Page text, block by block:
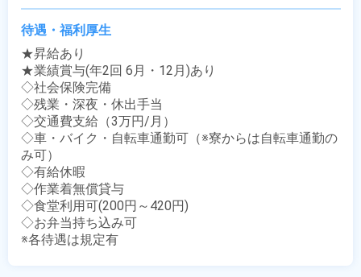
待遇・福利厚生
★昇給あり
★業績賞与(年2回 6月・12月)あり
◇社会保険完備
◇残業・深夜・休出手当
◇交通費支給（3万円/月）
◇車・バイク・自転車通勤可（※寮からは自転車通勤の
み可）
◇有給休暇
◇作業着無償貸与
◇食堂利用可(200円～420円)
◇お弁当持ち込み可
※各待遇は規定有